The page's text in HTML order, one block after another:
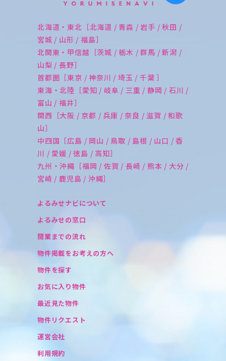
北海道・東北［北海道 / 青森 / 岩手 / 秋田 /
宮城 / 山形 / 福島］
北関東・甲信越［茨城 / 栃木 / 群馬 / 新潟 /
山梨 / 長野］
首都圏［東京 / 神奈川 / 埼玉 / 千葉 ］
東海・北陸［愛知 / 岐阜 / 三重 / 静岡 / 石川 /
富山 / 福井］
関西［大阪 / 京都 / 兵庫 / 奈良 / 滋賀 / 和歌
山］
中四国［広島 / 岡山 / 鳥取 / 島根 / 山口 / 香
川 / 愛媛 / 徳島 / 高知］
九州・沖縄［福岡 / 佐賀 / 長崎 / 熊本 / 大分 /
宮崎 / 鹿児島 / 沖縄］
よるみせナビについて
よるみせの窓口
開業までの流れ
物件掲載をお考えの方へ
物件を探す
お気に入り物件
最近見た物件
物件リクエスト
運営会社
利用規約